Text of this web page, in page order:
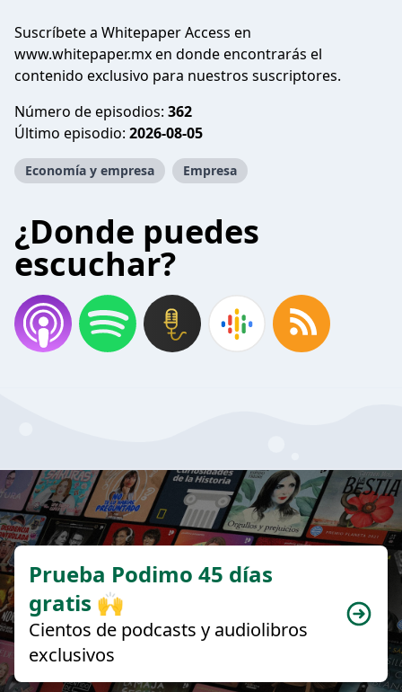
Suscríbete a Whitepaper Access en
www.whitepaper.mx en donde encontrarás el
contenido exclusivo para nuestros suscriptores.
Número de episodios: 362
Último episodio: 2026-08-05
Economía y empresa Empresa
¿Donde puedes
escuchar?
Prueba Podimo 45 días
gratis 🙌
Cientos de podcasts y audiolibros
exclusivos